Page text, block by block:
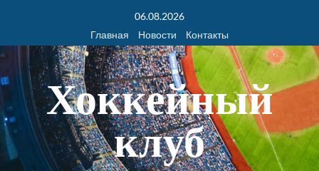
06.08.2026
Главная
Новости Контакты
Хоккейный
клуб